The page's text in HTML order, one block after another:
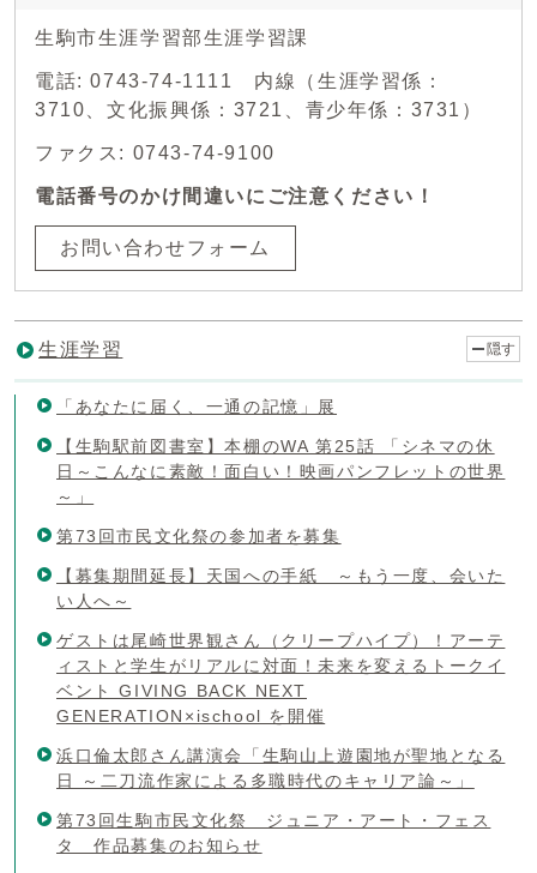
生駒市生涯学習部生涯学習課
電話: 0743-74-1111 内線（生涯学習係：
3710、文化振興係：3721、青少年係：3731）
ファクス: 0743-74-9100
電話番号のかけ間違いにご注意ください！
お問い合わせフォーム
生涯学習 隠す
「あなたに届く、一通の記憶」展
【生駒駅前図書室】本棚のWA 第25話 「シネマの休
日～こんなに素敵！面白い！映画パンフレットの世界
～」
第73回市民文化祭の参加者を募集
【募集期間延長】天国への手紙 ～もう一度、会いた
い人へ～
ゲストは尾崎世界観さん（クリープハイプ）！アーテ
ィストと学生がリアルに対面！未来を変えるトークイ
ベント GIVING BACK NEXT
GENERATION×ischool を開催
浜口倫太郎さん講演会「生駒山上遊園地が聖地となる
日 ～二刀流作家による多職時代のキャリア論～」
第73回生駒市民文化祭 ジュニア・アート・フェス
タ 作品募集のお知らせ